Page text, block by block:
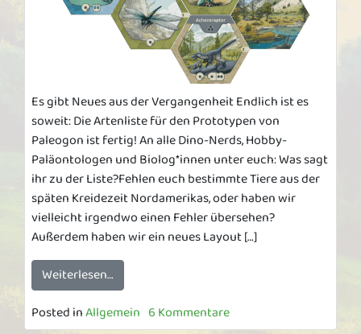
Es gibt Neues aus der Vergangenheit Endlich ist es
soweit: Die Artenliste für den Prototypen von
Paleogon ist fertig! An alle Dino-Nerds, Hobby-
Paläontologen und Biolog*innen unter euch: Was sagt
ihr zu der Liste?Fehlen euch bestimmte Tiere aus der
späten Kreidezeit Nordamerikas, oder haben wir
vielleicht irgendwo einen Fehler übersehen?
Außerdem haben wir ein neues Layout […]
Weiterlesen…
Posted inAllgemein 6 Kommentare